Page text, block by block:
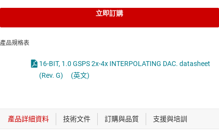
立即訂購
產品規格表
16-BIT, 1.0 GSPS 2x-4x INTERPOLATING DAC. datasheet
(Rev. G)
(英文)